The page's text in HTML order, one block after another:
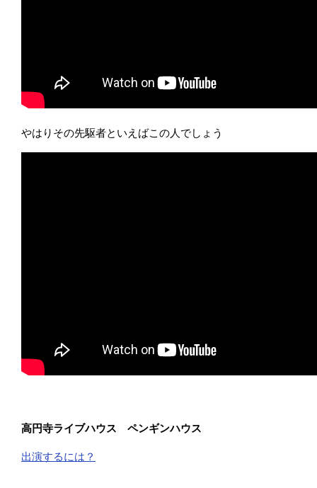
やはりその先駆者といえばこの人でしょう
高円寺ライブハウス ペンギンハウス
出演するには？